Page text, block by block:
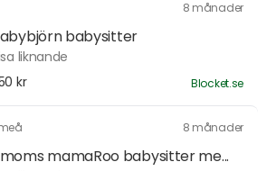
8 månader
babysitter
liknande
kr
Blocket.se
8 månader
mamaRoo babysitter me...